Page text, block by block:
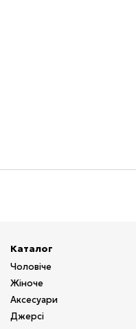
Каталог
Чоловіче
Жіноче
Аксесуари
Джерсі